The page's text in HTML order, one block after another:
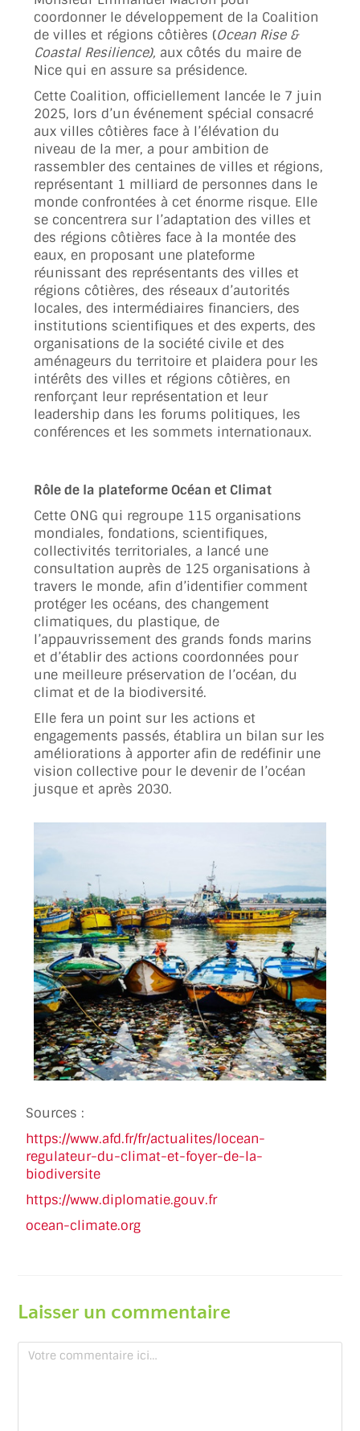
coordonner le développement de la Coalition
de villes et régions côtières (Ocean Rise &
Coastal Resilience), aux côtés du maire de
Nice qui en assure sa présidence.
Cette Coalition, officiellement lancée le 7 juin
2025, lors d’un événement spécial consacré
aux villes côtières face à l’élévation du
niveau de la mer, a pour ambition de
rassembler des centaines de villes et régions,
représentant 1 milliard de personnes dans le
monde confrontées à cet énorme risque. Elle
se concentrera sur l’adaptation des villes et
des régions côtières face à la montée des
eaux, en proposant une plateforme
réunissant des représentants des villes et
régions côtières, des réseaux d’autorités
locales, des intermédiaires financiers, des
institutions scientifiques et des experts, des
organisations de la société civile et des
aménageurs du territoire et plaidera pour les
intérêts des villes et régions côtières, en
renforçant leur représentation et leur
leadership dans les forums politiques, les
conférences et les sommets internationaux.
Rôle de la plateforme Océan et Climat
Cette ONG qui regroupe 115 organisations
mondiales, fondations, scientifiques,
collectivités territoriales, a lancé une
consultation auprès de 125 organisations à
travers le monde, afin d’identifier comment
protéger les océans, des changement
climatiques, du plastique, de
l’appauvrissement des grands fonds marins
et d’établir des actions coordonnées pour
une meilleure préservation de l’océan, du
climat et de la biodiversité.
Elle fera un point sur les actions et
engagements passés, établira un bilan sur les
améliorations à apporter afin de redéfinir une
vision collective pour le devenir de l’océan
jusque et après 2030.
Sources :
https://www.afd.fr/fr/actualites/locean-
regulateur-du-climat-et-foyer-de-la-
biodiversite
https://www.diplomatie.gouv.fr
ocean-climate.org
Laisser un commentaire